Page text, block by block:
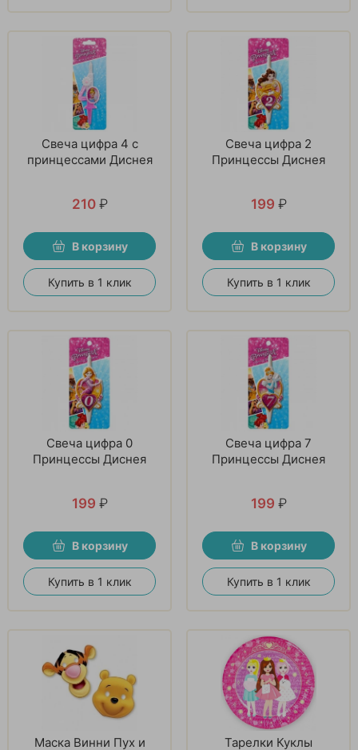
Свеча цифра 4 с
принцессами Диснея
210 ₽
В корзину
Купить в 1 клик
Свеча цифра 2
Принцессы Диснея
199 ₽
В корзину
Купить в 1 клик
Свеча цифра 0
Принцессы Диснея
199 ₽
В корзину
Купить в 1 клик
Свеча цифра 7
Принцессы Диснея
199 ₽
В корзину
Купить в 1 клик
Маска Винни Пух и
Тарелки Куклы